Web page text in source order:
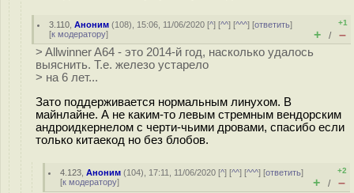
3.110 ,Аноним (108), 15:06, 11/06/2020 [^] [^^] [^^^] [ответить]
[к модератору]
+1
+ / –
> Allwinner A64 - это 2014-й год, насколько удалось
выяснить. Т.е. железо устарело
> на 6 лет...
Зато поддерживается нормальным линухом. В
майнлайне. А не каким-то левым стремным вендорским
андроидкернелом с черти-чьими дровами, спасибо если
только китаекод но без блобов.
4.123 ,Аноним (104), 17:11, 11/06/2020 [^] [^^] [^^^] [ответить]
[к модератору]
+2
+ / –